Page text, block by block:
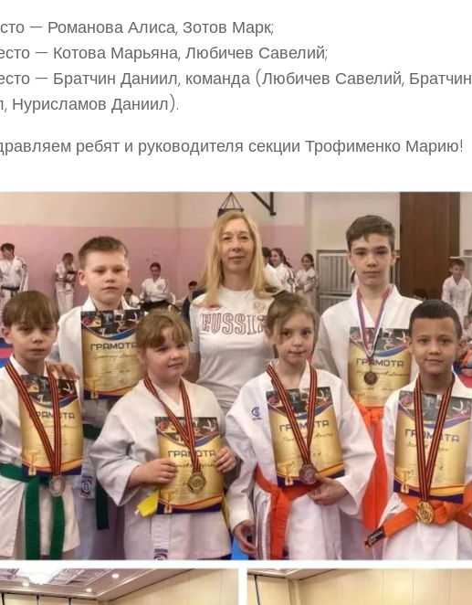
— Романова Алиса, Зотов Марк;
— Котова Марьяна, Любичев Савелий;
— Братчин Даниил, команда (Любичев Савелий, Братчин
Нурисламов Даниил).
ребят и руководителя секции Трофименко Марию!